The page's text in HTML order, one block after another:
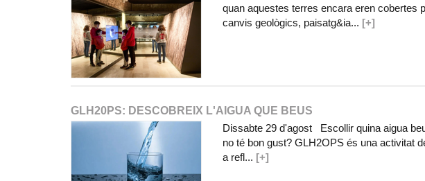
quan aquestes terres encara eren cobertes
canvis geològics, paisatg&ia... [+]
GLH20PS: DESCOBREIX L'AIGUA QUE BEUS
Dissabte 29 d'agost Escollir quina aigua
no té bon gust? GLH2OPS és una activitat
a refl... [+]